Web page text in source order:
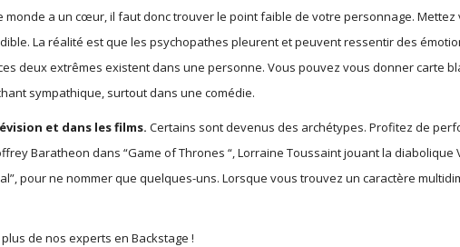
monde a un cœur, il faut donc trouver le point faible de votre personnage.
La réalité est que les psychopathes pleurent et peuvent ressentir des
deux extrêmes existent dans une personne. Vous pouvez vous donner carte
sympathique, surtout dans une comédie.
et dans les films. Certains sont devenus des archétypes. Profitez de
Baratheon dans “Game of Thrones “, Lorraine Toussaint jouant la diabolique
pour ne nommer que quelques-uns. Lorsque vous trouvez un caractère
de nos experts en Backstage !